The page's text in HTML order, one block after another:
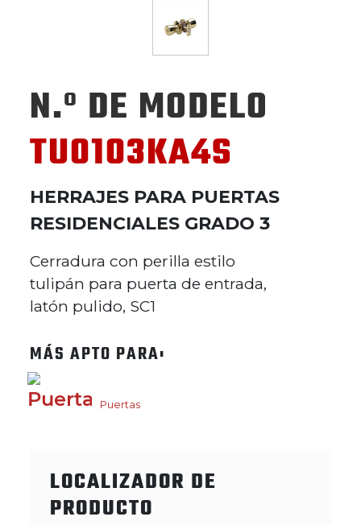
N.º DE MODELO
TU0103KA4S
HERRAJES PARA PUERTAS
RESIDENCIALES GRADO 3
Cerradura con perilla estilo
tulipán para puerta de entrada,
latón pulido, SC1
MÁS APTO PARA:
Puertas
LOCALIZADOR DE
PRODUCTO